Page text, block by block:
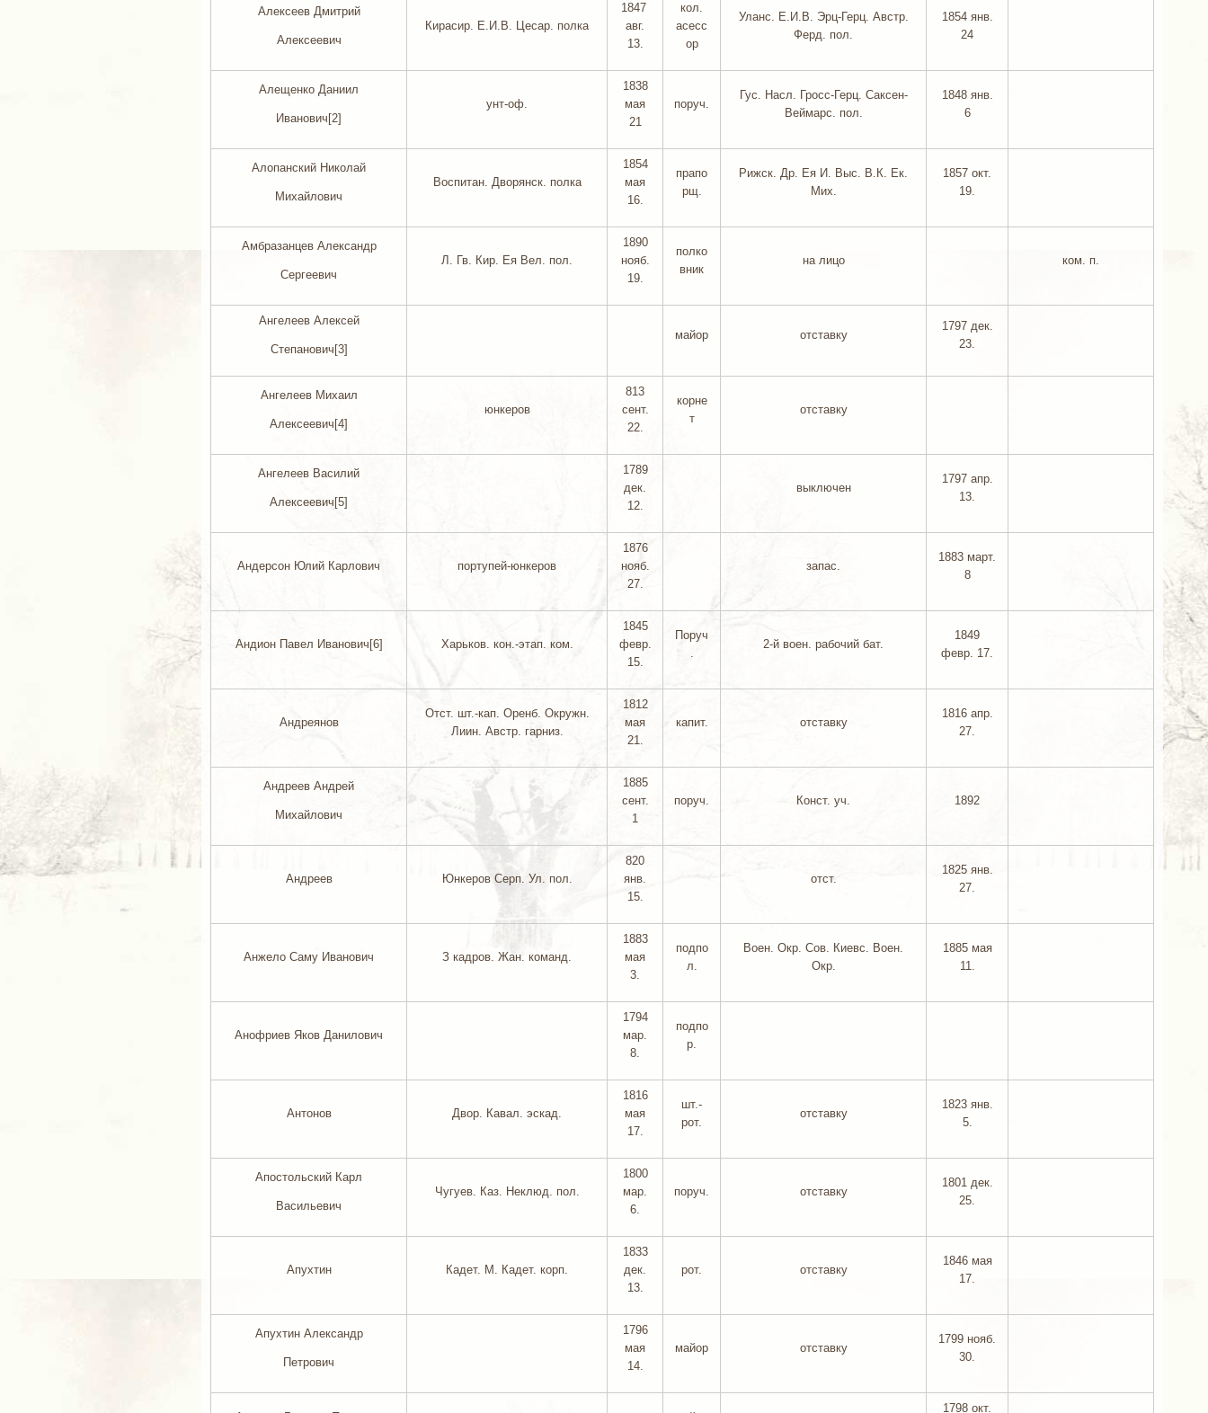
Алексеев Дмитрий
Алексеевич
Кирасир. Е.И.В. Цесар. полка
1847
авг.
13.
кол.
асесс
ор
Уланс. Е.И.В. Эрц-Герц. Австр.
Ферд. пол.
1854 янв.
24
Алещенко Даниил
Иванович[2]
унт-оф.
1838
мая
21
поруч.
Гус. Насл. Гросс-Герц. Саксен-
Веймарс. пол.
1848 янв.
6
Алопанский Николай
Михайлович
Воспитан. Дворянск. полка
1854
мая
16.
прапо
рщ.
Рижск. Др. Ея И. Выс. В.К. Ек.
Мих.
1857 окт.
19.
Амбразанцев Александр
Сергеевич
Л. Гв. Кир. Ея Вел. пол.
1890
нояб.
19.
полко
вник
на лицо ком. п.
Ангелеев Алексей
Степанович[3]
майор отставку
1797 дек.
23.
Ангелеев Михаил
Алексеевич[4]
юнкеров
813
сент.
22.
корне
т
отставку
Ангелеев Василий
Алексеевич[5]
1789
дек.
12.
выключен
1797 апр.
13.
Андерсон Юлий Карлович портупей-юнкеров
1876
нояб.
27.
запас.
1883 март.
8
Андион Павел Иванович[6] Харьков. кон.-этап. ком.
1845
февр.
15.
Поруч
.
2-й воен. рабочий бат.
1849
февр. 17.
Андреянов
Отст. шт.-кап. Оренб. Окружн.
Лиин. Австр. гарниз.
1812
мая
21.
капит. отставку
1816 апр.
27.
Андреев Андрей
Михайлович
1885
сент.
1
поруч. Конст. уч. 1892
Андреев Юнкеров Серп. Ул. пол.
820
янв.
15.
отст.
1825 янв.
27.
Анжело Саму Иванович З кадров. Жан. команд.
1883
мая
3.
подпо
л.
Воен. Окр. Сов. Киевс. Воен.
Окр.
1885 мая
11.
Анофриев Яков Данилович
1794
мар.
8.
подпо
р.
Антонов Двор. Кавал. эскад.
1816
мая
17.
шт.-
рот.
отставку
1823 янв.
5.
Апостольский Карл
Васильевич
Чугуев. Каз. Неклюд. пол.
1800
мар.
6.
поруч. отставку
1801 дек.
25.
Апухтин Кадет. М. Кадет. корп.
1833
дек.
13.
рот. отставку
1846 мая
17.
Апухтин Александр
Петрович
1796
мая
14.
майор отставку
1799 нояб.
30.
1798 окт.